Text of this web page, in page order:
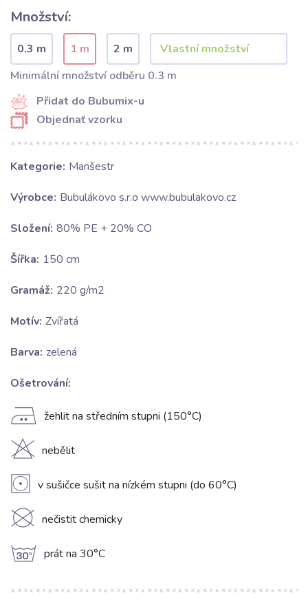
Množství:
0.3 m 1 m
2 m
Minimální množství odběru 0.3 m
Přidat do Bubumix-u
Objednať vzorku
Kategorie: Manšestr
Výrobce: Bubulákovo s.r.o www.bubulakovo.cz
Složení: 80% PE + 20% CO
Šířka: 150 cm
Gramáž: 220 g/m2
Motív: Zvířatá
Barva: zelená
Ošetrování:
E žehlit na středním stupni (150°C)
H nebělit
V v sušičce sušit na nízkém stupni (do 60°C)
K nečistit chemicky
g prát na 30°C